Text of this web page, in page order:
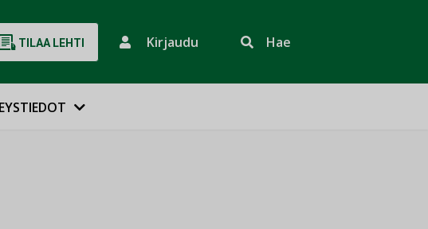
TILAA LEHTI Kirjaudu Hae